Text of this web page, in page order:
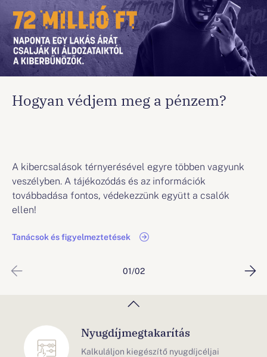
Hogyan védjem meg a pénzem?
A kibercsalások térnyerésével egyre többen vagyunk
veszélyben. A tájékozódás és az információk
továbbadása fontos, védekezzünk együtt a csalók
ellen!
Tanácsok és figyelmeztetések
01/02
Környezettudatosan a családi kasszákért.
Azonnali fizetés
5 másodperc, ma már ennyi egy utalás.
MNB Zöld pénzügyek
Nyugdíjmegtakarítás
Kalkuláljon kiegészítő nyugdíjcéljai